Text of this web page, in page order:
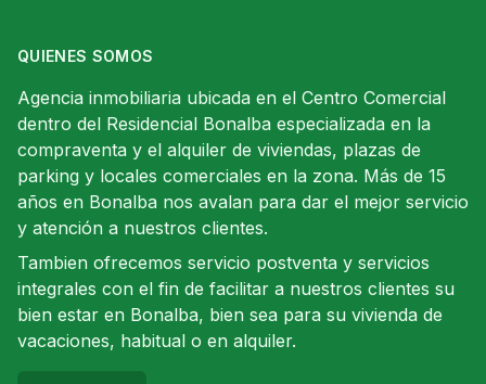
QUIENES SOMOS
Agencia inmobiliaria ubicada en el Centro Comercial
dentro del Residencial Bonalba especializada en la
compraventa y el alquiler de viviendas, plazas de
parking y locales comerciales en la zona. Más de 15
años en Bonalba nos avalan para dar el mejor servicio
y atención a nuestros clientes.
Tambien ofrecemos servicio postventa y servicios
integrales con el fin de facilitar a nuestros clientes su
bien estar en Bonalba, bien sea para su vivienda de
vacaciones, habitual o en alquiler.